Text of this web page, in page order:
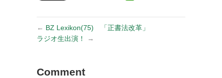
← BZ Lexikon(75) 「正書法改革」
ラジオ生出演！
→
Comment